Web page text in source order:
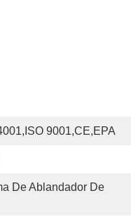
9001,CE,EPA
De Ablandador De